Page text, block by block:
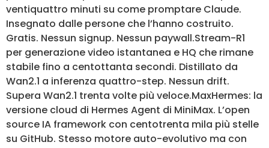
ventiquattro minuti su come promptare Claude.
Insegnato dalle persone che l’hanno costruito.
Gratis. Nessun signup. Nessun paywall.Stream-R1
per generazione video istantanea e HQ che rimane
stabile fino a centottanta secondi. Distillato da
Wan2.1 a inferenza quattro-step. Nessun drift.
Supera Wan2.1 trenta volte più veloce.MaxHermes: la
versione cloud di Hermes Agent di MiniMax. L’open
source IA framework con centotrenta mila più stelle
su GitHub. Stesso motore auto-evolutivo ma con